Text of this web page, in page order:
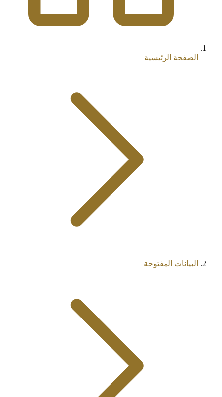
الصفحة الرئيسية
البيانات المفتوحة